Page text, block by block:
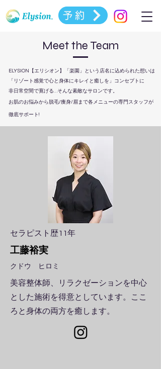
予約
Meet the Team
ELYSION【エリシオン】「楽園」という店名に込められた想いは
「リゾート感覚で心と身体にキレイと癒しを」コンセプトに
非日常空間で寛げる…そんな素敵なサロンです。
お肌のお悩みから脱毛/痩身/眉まで各メニューの専門スタッフが
徹底サポート!
​セラピスト歴11年
​工藤裕実
​クドウ ヒロミ
美容整体師、リラクゼーションを中心
とした施術を得意としています。ここ
ろと身体の両方を癒します。